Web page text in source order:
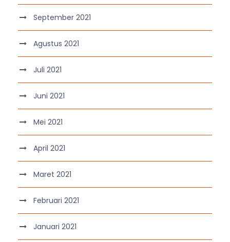
September 2021
Agustus 2021
Juli 2021
Juni 2021
Mei 2021
April 2021
Maret 2021
Februari 2021
Januari 2021